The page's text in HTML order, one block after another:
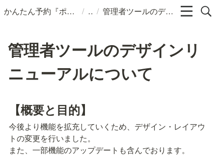
かんたん予約『ポチコ』ヘルプページ / / 管理者ツールのデザインリニューアルについて
管理者ツールのデザインリ
ニューアルについて
【概要と目的】
今後より機能を拡充していくため、デザイン・レイアウ
トの変更を行いました。
また、一部機能のアップデートも含んでおります。